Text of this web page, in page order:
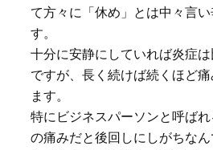
て方々に「休め」とは中々言
す。
十分に安静にしていれば炎症
ですが、長く続けば続くほど
ます。
特にビジネスパーソンと呼ば
の痛みだと後回しにしがちな